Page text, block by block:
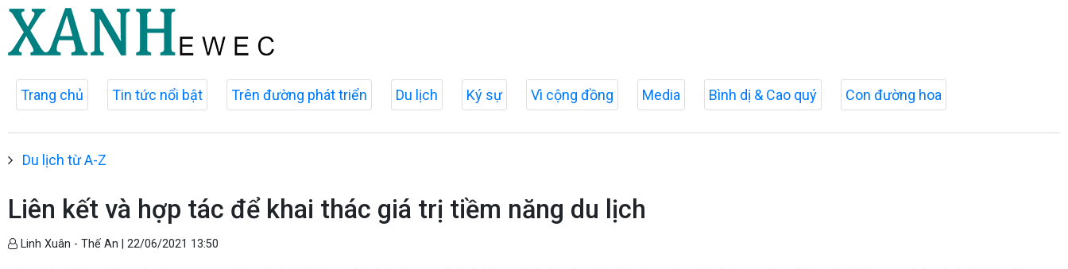
Trang chủ Tin tức nổi bật Trên đường phát triển Du lịch Ký sự Vì cộng đồng Media Bình dị & Cao quý Con đường hoa
Du lịch từ A-Z
Liên kết và hợp tác để khai thác giá trị tiềm năng du lịch
Linh Xuân - Thế An | 22/06/2021 13:50